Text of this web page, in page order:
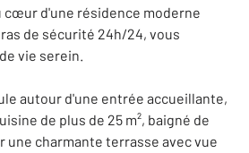
cœur d'une résidence moderne
de sécurité 24h/24, vous
vie serein.
autour d'une entrée accueillante,
de plus de 25 m², baigné de
une charmante terrasse avec vue